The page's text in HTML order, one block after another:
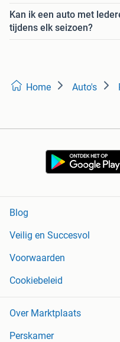
Kan ik een auto met
tijdens elk seizoen?
Home Auto's
Blog
Veilig en Succesvol
Voorwaarden
Cookiebeleid
Over Marktplaats
Perskamer